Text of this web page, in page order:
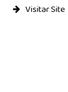
Visitar Site